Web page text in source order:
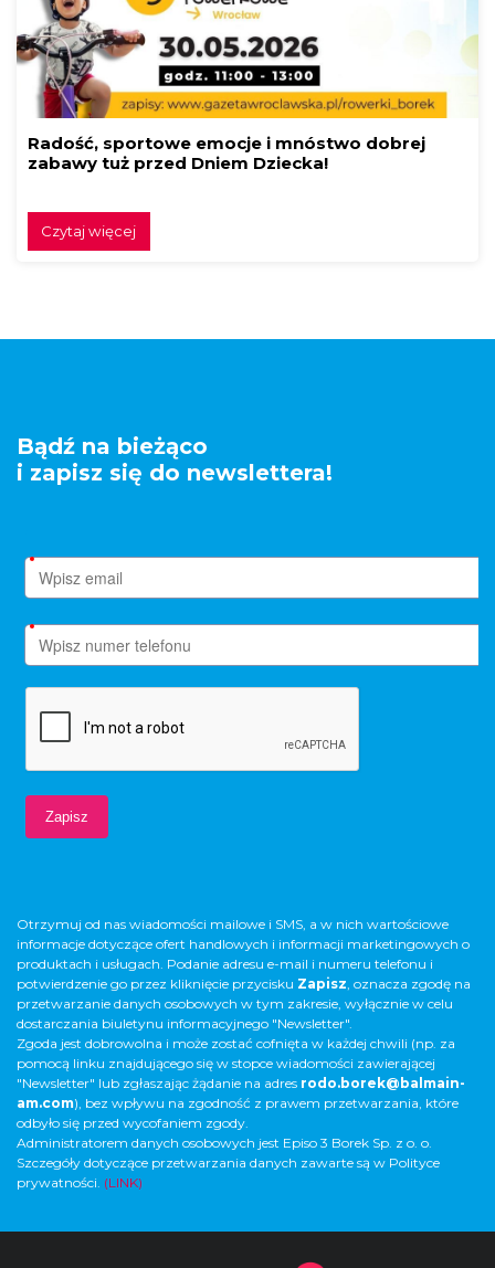
Radość, sportowe emocje i mnóstwo dobrej
zabawy tuż przed Dniem Dziecka!
Czytaj więcej
Bądź na bieżąco
i zapisz się do newslettera!
Otrzymuj od nas wiadomości mailowe i SMS, a w nich wartościowe
informacje dotyczące ofert handlowych i informacji marketingowych o
produktach i usługach. Podanie adresu e-mail i numeru telefonu i
potwierdzenie go przez kliknięcie przycisku Zapisz, oznacza zgodę na
przetwarzanie danych osobowych w tym zakresie, wyłącznie w celu
dostarczania biuletynu informacyjnego "Newsletter".
Zgoda jest dobrowolna i może zostać cofnięta w każdej chwili (np. za
pomocą linku znajdującego się w stopce wiadomości zawierającej
"Newsletter" lub zgłaszając żądanie na adres rodo.borek@balmain-
am.com), bez wpływu na zgodność z prawem przetwarzania, które
odbyło się przed wycofaniem zgody.
Administratorem danych osobowych jest Episo 3 Borek Sp. z o. o.
Szczegóły dotyczące przetwarzania danych zawarte są w Polityce
prywatności. (LINK)